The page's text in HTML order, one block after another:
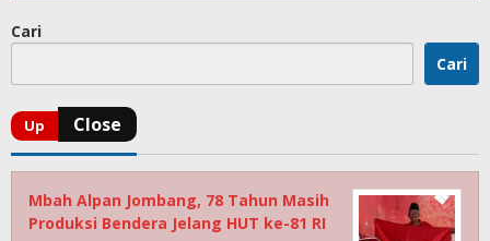
Cari
Cari
Mbah Alpan Jombang, 78 Tahun Masih
Produksi Bendera Jelang HUT ke-81 RI